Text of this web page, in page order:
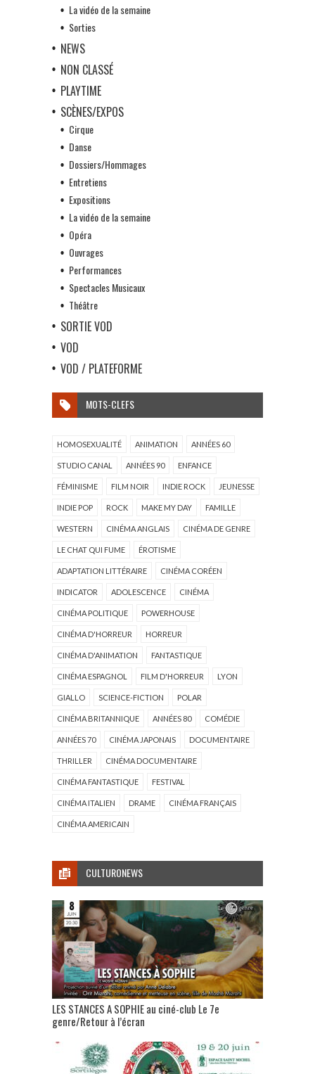
La vidéo de la semaine
Sorties
NEWS
NON CLASSÉ
PLAYTIME
SCÈNES/EXPOS
Cirque
Danse
Dossiers/Hommages
Entretiens
Expositions
La vidéo de la semaine
Opéra
Ouvrages
Performances
Spectacles Musicaux
Théâtre
SORTIE VOD
VOD
VOD / PLATEFORME
MOTS-CLEFS
HOMOSEXUALITÉ ANIMATION ANNÉES 60
STUDIO CANAL ANNÉES 90 ENFANCE
FÉMINISME FILM NOIR INDIE ROCK JEUNESSE
INDIE POP ROCK MAKE MY DAY FAMILLE
WESTERN CINÉMA ANGLAIS CINÉMA DE GENRE
LE CHAT QUI FUME ÉROTISME
ADAPTATION LITTÉRAIRE CINÉMA CORÉEN
INDICATOR ADOLESCENCE CINÉMA
CINÉMA POLITIQUE POWERHOUSE
CINÉMA D'HORREUR HORREUR
CINÉMA D'ANIMATION FANTASTIQUE
CINÉMA ESPAGNOL FILM D'HORREUR LYON
GIALLO SCIENCE-FICTION POLAR
CINÉMA BRITANNIQUE ANNÉES 80 COMÉDIE
ANNÉES 70 CINÉMA JAPONAIS DOCUMENTAIRE
THRILLER CINÉMA DOCUMENTAIRE
CINÉMA FANTASTIQUE FESTIVAL
CINÉMA ITALIEN DRAME CINÉMA FRANÇAIS
CINÉMA AMERICAIN
CULTURONEWS
LES STANCES A SOPHIE au ciné-club Le 7e
genre/Retour à l’écran